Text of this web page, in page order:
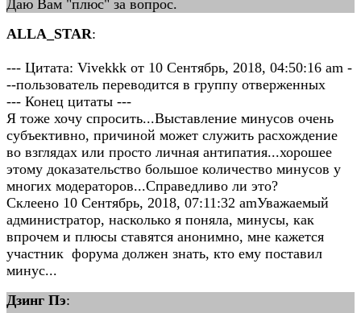
Даю Вам "плюс" за вопрос.
ALLA_STAR:
--- Цитата: Vivekkk от 10 Сентябрь, 2018, 04:50:16 am -
--пользователь переводится в группу отверженных
--- Конец цитаты ---
Я тоже хочу спросить...Выставление минусов очень
субъективно, причиной может служить расхождение
во взглядах или просто личная антипатия...хорошее
этому доказательство большое количество минусов у
многих модераторов...Справедливо ли это?
Склеено 10 Сентябрь, 2018, 07:11:32 amУважаемый
администратор, насколько я поняла, минусы, как
впрочем и плюсы ставятся анонимно, мне кажется
участник форума должен знать, кто ему поставил
минус...
Дзинг Пэ: